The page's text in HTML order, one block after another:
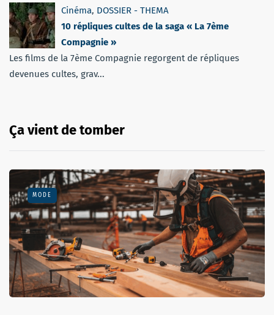
Cinéma, DOSSIER - THEMA
10 répliques cultes de la saga « La 7ème
Compagnie »
Les films de la 7ème Compagnie regorgent de répliques
devenues cultes, grav...
Ça vient de tomber
MODE